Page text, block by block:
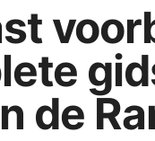
de